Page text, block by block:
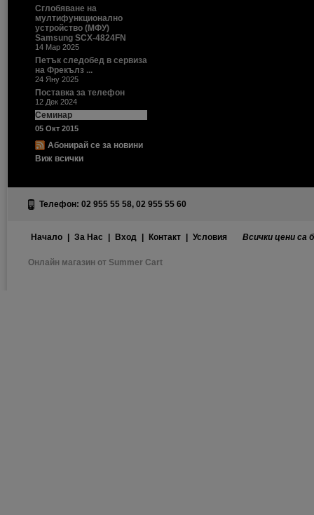
Сглобяване на
мултифункционално
устройство (МФУ)
Samsung SCX-4824FN
14 Мар 2025
Петък следобед в сервиза
на Фрекълз ...
24 Яну 2025
Поставка за телефон
12 Дек 2024
Семинар
05 Окт 2015
Абонирай се за новини
Виж всички
Телефон: 02 955 55 58, 02 955 55 60
Начало За Нас Вход Контакт Условия Всички цени са
Онлайн магазин от Summer Cart